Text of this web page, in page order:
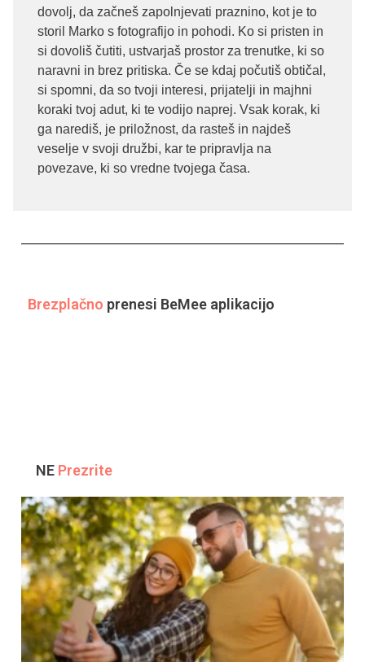
dovolj, da začneš zapolnjevati praznino, kot je to
storil Marko s fotografijo in pohodi. Ko si pristen in
si dovoliš čutiti, ustvarjaš prostor za trenutke, ki so
naravni in brez pritiska. Če se kdaj počutiš obtičal,
si spomni, da so tvoji interesi, prijatelji in majhni
koraki tvoj adut, ki te vodijo naprej. Vsak korak, ki
ga narediš, je priložnost, da rasteš in najdeš
veselje v svoji družbi, kar te pripravlja na
povezave, ki so vredne tvojega časa.
Brezplačno prenesi BeMee aplikacijo
NE Prezrite